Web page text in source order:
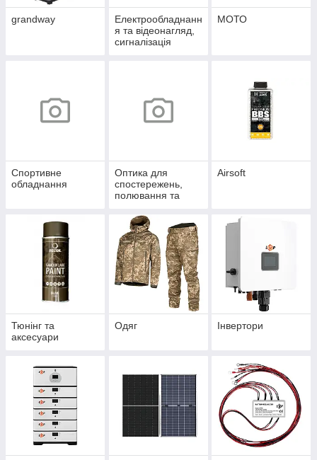
grandway
Електрообладнанн
я та відеонагляд,
сигналізація
МОТО
Спортивне
обладнання
Оптика для
спостережень,
полювання та
Airsoft
Тюнінг та
аксесуари
Одяг Інвертори